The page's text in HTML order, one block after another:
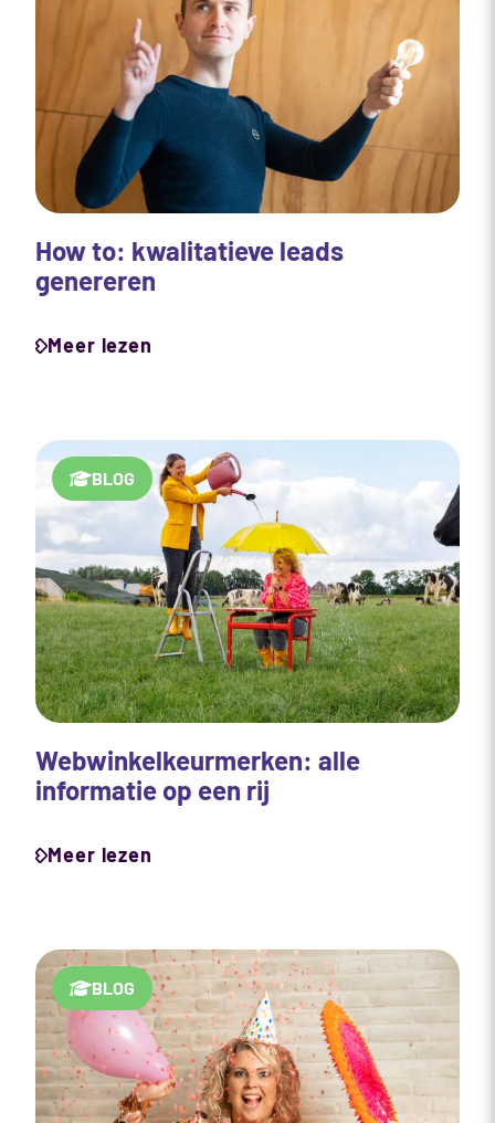
How to: kwalitatieve leads
genereren
Meer lezen
BLOG
Webwinkelkeurmerken: alle
informatie op een rij
Meer lezen
BLOG